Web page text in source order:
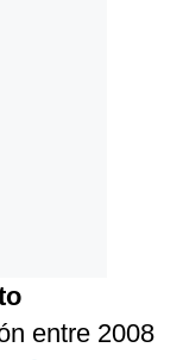
entre 2008